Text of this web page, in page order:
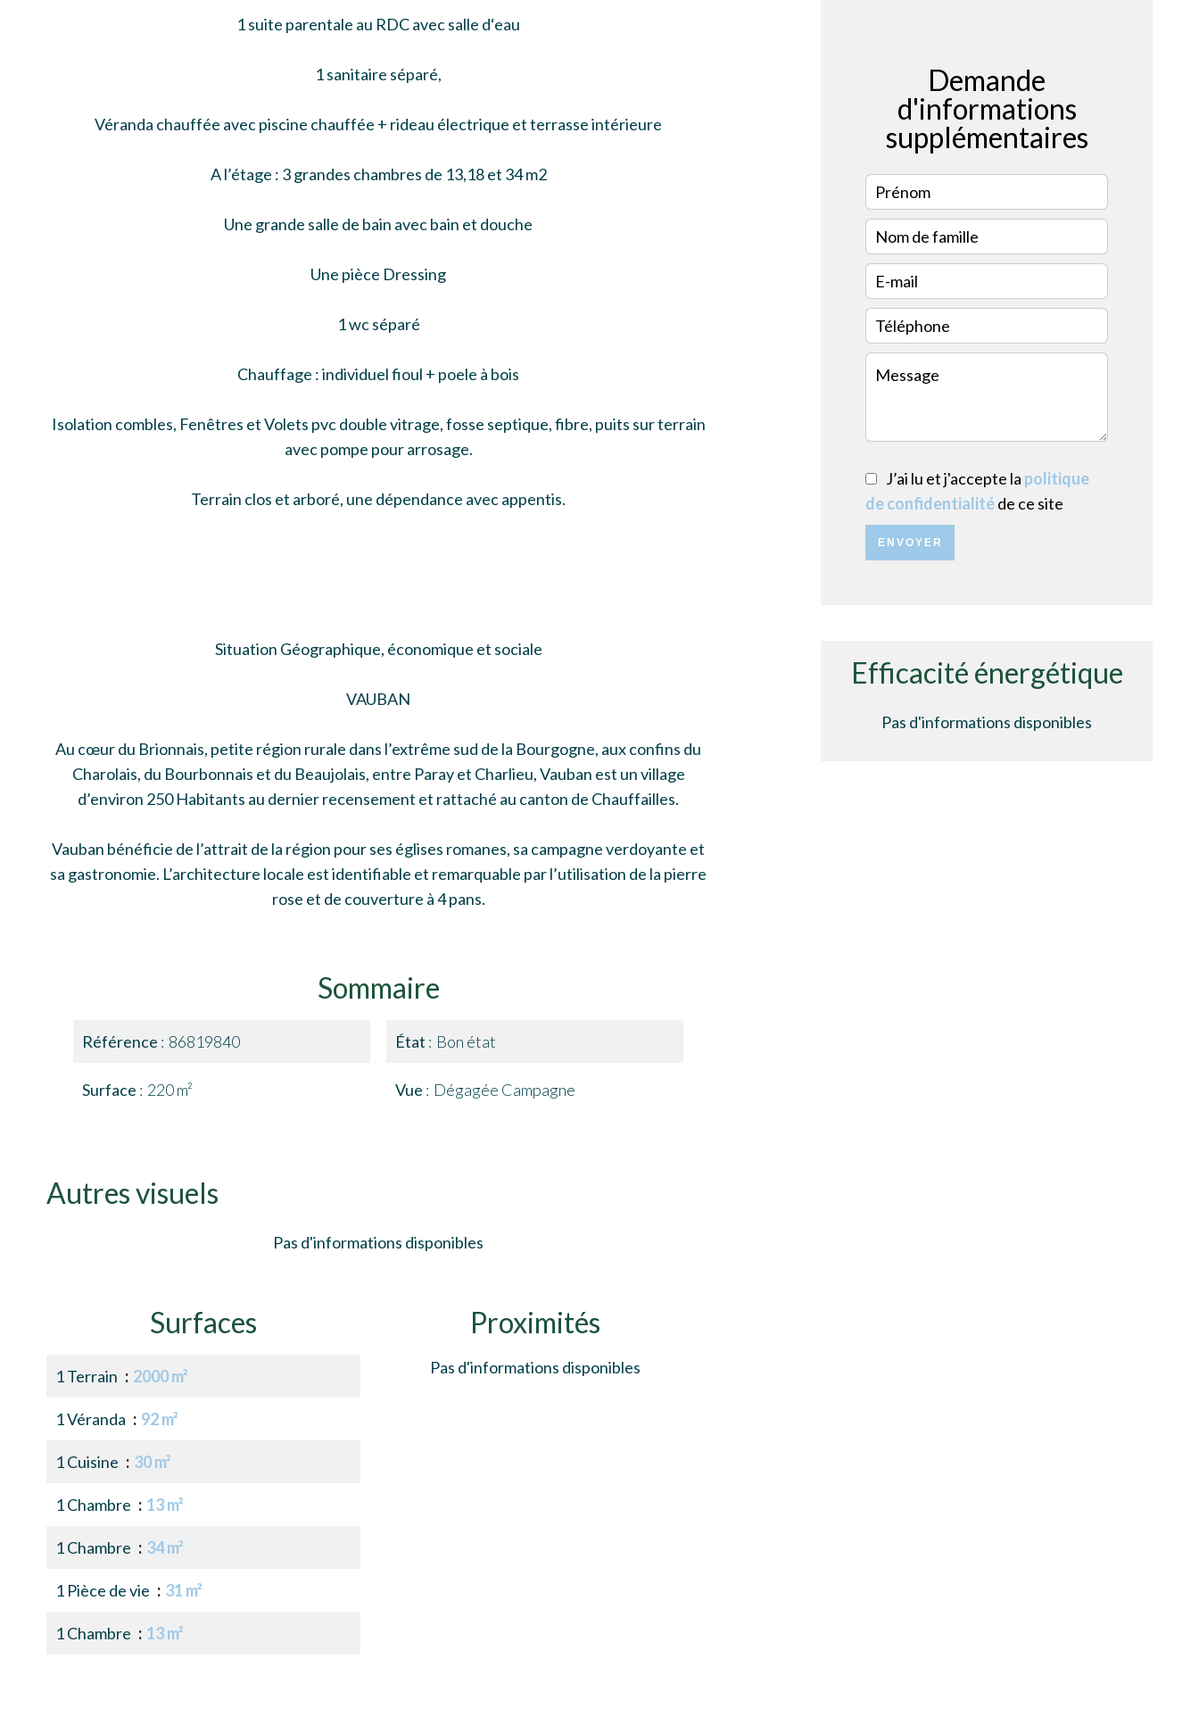
1 suite parentale au RDC avec salle d‘eau
1 sanitaire séparé,
Véranda chauffée avec piscine chauffée + rideau électrique et terrasse intérieure
A l’étage : 3 grandes chambres de 13,18 et 34 m2
Une grande salle de bain avec bain et douche
Une pièce Dressing
1 wc séparé
Chauffage : individuel fioul + poele à bois
Isolation combles, Fenêtres et Volets pvc double vitrage, fosse septique, fibre, puits sur terrain
avec pompe pour arrosage.
Terrain clos et arboré, une dépendance avec appentis.
Situation Géographique, économique et sociale
VAUBAN
Au cœur du Brionnais, petite région rurale dans l’extrême sud de la Bourgogne, aux confins du
Charolais, du Bourbonnais et du Beaujolais, entre Paray et Charlieu, Vauban est un village
d’environ 250 Habitants au dernier recensement et rattaché au canton de Chauffailles.
Vauban bénéficie de l’attrait de la région pour ses églises romanes, sa campagne verdoyante et
sa gastronomie. L’architecture locale est identifiable et remarquable par l’utilisation de la pierre
rose et de couverture à 4 pans.
Sommaire
Référence 86819840
Surface 220 m²
État Bon état
Vue Dégagée Campagne
Autres visuels
Pas d'informations disponibles
Surfaces
1 Terrain 2000 m²
1 Véranda 92 m²
1 Cuisine 30 m²
1 Chambre 13 m²
1 Chambre 34 m²
1 Pièce de vie 31 m²
1 Chambre 13 m²
Proximités
Pas d'informations disponibles
Demande
d'informations
supplémentaires
J’ai lu et j'accepte la politique
de confidentialitéde ce site
ENVOYER
Efficacité énergétique
Pas d'informations disponibles